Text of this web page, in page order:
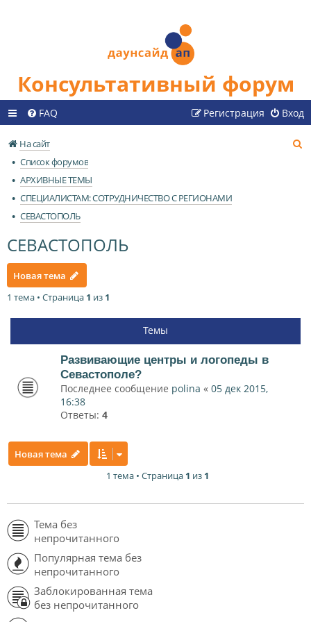
Консультативный форум
FAQ Вход
Регистрация
На сайт
Список форумов
АРХИВНЫЕ ТЕМЫ
СПЕЦИАЛИСТАМ: СОТРУДНИЧЕСТВО С РЕГИОНАМИ
СЕВАСТОПОЛЬ
СЕВАСТОПОЛЬ
Новая тема
1 тема • Страница 1 из 1
Темы
Развивающие центры и логопеды в
Севастополе?
Последнее сообщение polina « 05 дек 2015,
16:38
Ответы: 4
Новая тема
1 тема • Страница 1 из 1
Тема без
непрочитанного
Популярная тема без
непрочитанного
Заблокированная тема
без непрочитанного